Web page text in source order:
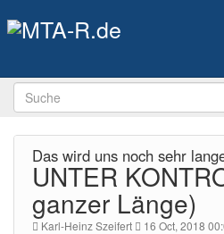
Das wird uns noch sehr
UNTER
ganzer Länge)
Karl-Heinz Szeifert 16 Oct, 2018